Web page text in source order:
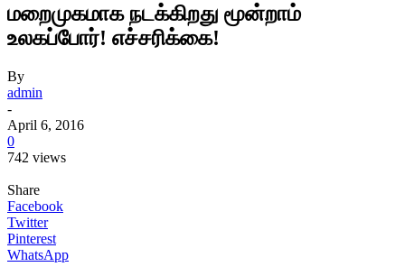
மறைமுகமாக நடக்கிறது மூன்றாம்
உலகப்போர்! எச்சரிக்கை!
By
admin
-
April 6, 2016
0
742 views
Share
Facebook
Twitter
Pinterest
WhatsApp